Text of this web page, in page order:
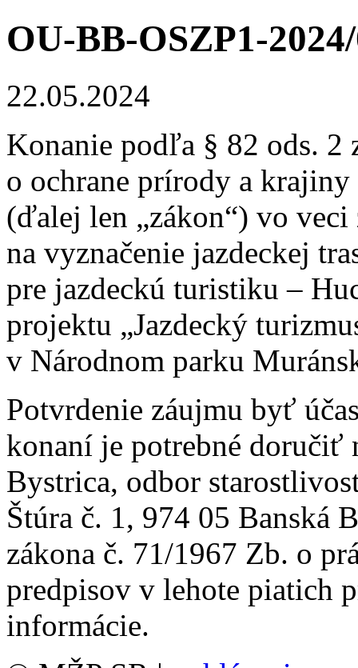
OU-BB-OSZP1-
22.05.2024
Konanie podľa § 82 ods. 2
o ochrane prírody a
(ďalej len „zákon“) vo
na vyznačenie jazdeckej
pre jazdeckú turistiku –
projektu „Jazdecký
v Národnom parku
Potvrdenie záujmu byť
konaní je potrebné doručiť
Bystrica, odbor
Štúra č. 1, 974 05 Banská
zákona č. 71/1967 Zb. o
predpisov v lehote piatich
informácie.